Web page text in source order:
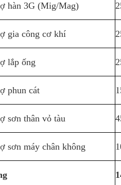
hàn 3G (Mig/Mag)
gia công cơ khí
lắp ống
phun cát
sơn thân vỏ tàu
sơn máy chân không